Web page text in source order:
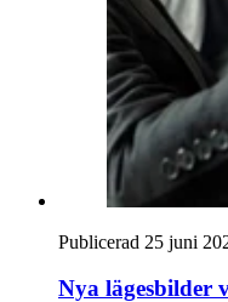
Publicerad 25 juni
Nya lägesbilder